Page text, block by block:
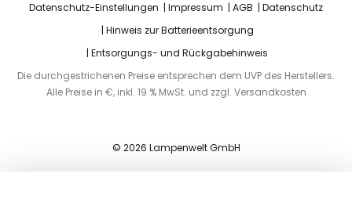
Datenschutz-Einstellungen Impressum AGB
Datenschutz
Hinweis zur Batterieentsorgung
Entsorgungs- und Rückgabehinweis
Die durchgestrichenen Preise entsprechen dem UVP des Herstellers.
Alle Preise in €, inkl. 19 % MwSt. und zzgl. Versandkosten
© 2026 Lampenwelt GmbH